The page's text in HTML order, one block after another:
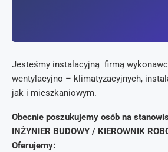
Jesteśmy instalacyjną firmą
wentylacyjno – klimatyzacyjnych,
jak i mieszkaniowym.
Obecnie poszukujemy osób na
INŻYNIER BUDOWY / KIEROWNIK
Oferujemy: